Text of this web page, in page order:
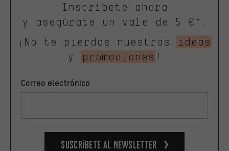
Inscríbete ahora
y asegúrate un vale de 5 €*.
¡No te pierdas nuestras
ideas
y
promociones !
Correo electrónico
Suscríbete al newsletter